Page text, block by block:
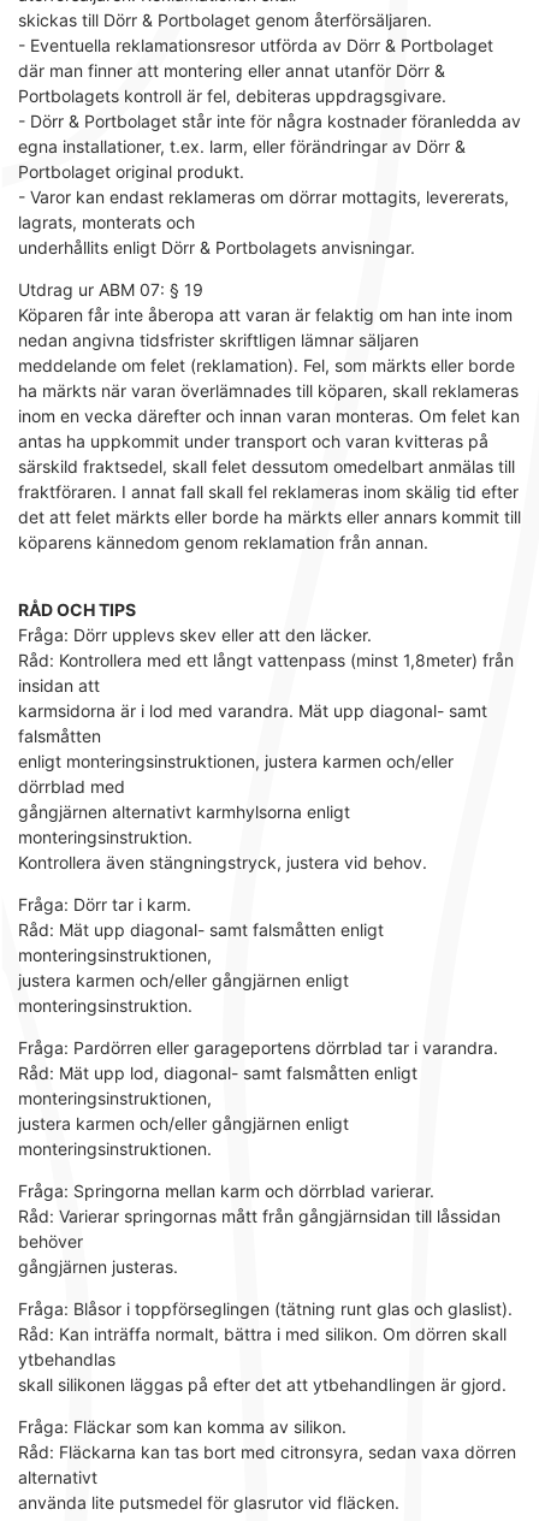
skickas till Dörr & Portbolaget genom återförsäljaren.
- Eventuella reklamationsresor utförda av Dörr & Portbolaget
där man finner att montering eller annat utanför Dörr &
Portbolagets kontroll är fel, debiteras uppdragsgivare.
- Dörr & Portbolaget står inte för några kostnader föranledda av
egna installationer, t.ex. larm, eller förändringar av Dörr &
Portbolaget original produkt.
- Varor kan endast reklameras om dörrar mottagits, levererats,
lagrats, monterats och
underhållits enligt Dörr & Portbolagets anvisningar.
Utdrag ur ABM 07: § 19
Köparen får inte åberopa att varan är felaktig om han inte inom
nedan angivna tidsfrister skriftligen lämnar säljaren
meddelande om felet (reklamation). Fel, som märkts eller borde
ha märkts när varan överlämnades till köparen, skall reklameras
inom en vecka därefter och innan varan monteras. Om felet kan
antas ha uppkommit under transport och varan kvitteras på
särskild fraktsedel, skall felet dessutom omedelbart anmälas till
fraktföraren. I annat fall skall fel reklameras inom skälig tid efter
det att felet märkts eller borde ha märkts eller annars kommit till
köparens kännedom genom reklamation från annan.
RÅD OCH TIPS
Fråga: Dörr upplevs skev eller att den läcker.
Råd: Kontrollera med ett långt vattenpass (minst 1,8meter) från
insidan att
karmsidorna är i lod med varandra. Mät upp diagonal- samt
falsmåtten
enligt monteringsinstruktionen, justera karmen och/eller
dörrblad med
gångjärnen alternativt karmhylsorna enligt
monteringsinstruktion.
Kontrollera även stängningstryck, justera vid behov.
Fråga: Dörr tar i karm.
Råd: Mät upp diagonal- samt falsmåtten enligt
monteringsinstruktionen,
justera karmen och/eller gångjärnen enligt
monteringsinstruktion.
Fråga: Pardörren eller garageportens dörrblad tar i varandra.
Råd: Mät upp lod, diagonal- samt falsmåtten enligt
monteringsinstruktionen,
justera karmen och/eller gångjärnen enligt
monteringsinstruktionen.
Fråga: Springorna mellan karm och dörrblad varierar.
Råd: Varierar springornas mått från gångjärnsidan till låssidan
behöver
gångjärnen justeras.
Fråga: Blåsor i toppförseglingen (tätning runt glas och glaslist).
Råd: Kan inträffa normalt, bättra i med silikon. Om dörren skall
ytbehandlas
skall silikonen läggas på efter det att ytbehandlingen är gjord.
Fråga: Fläckar som kan komma av silikon.
Råd: Fläckarna kan tas bort med citronsyra, sedan vaxa dörren
alternativt
använda lite putsmedel för glasrutor vid fläcken.